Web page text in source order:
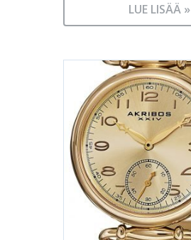
LUE LISÄÄ »